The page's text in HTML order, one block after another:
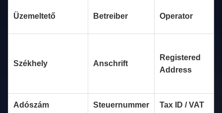
Üzemeltető Betreiber Operator
Székhely Anschrift
Registered
Address
Adószám Steuernummer Tax ID / VAT